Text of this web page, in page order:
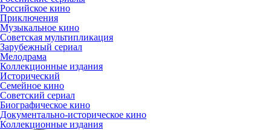
Российское кино
Приключения
Музыкальное кино
Советская мультипликация
Зарубежный сериал
Мелодрама
Коллекционные издания
Исторический
Семейное кино
Советский сериал
Биографическое кино
Документально-историческое кино
Коллекционные издания